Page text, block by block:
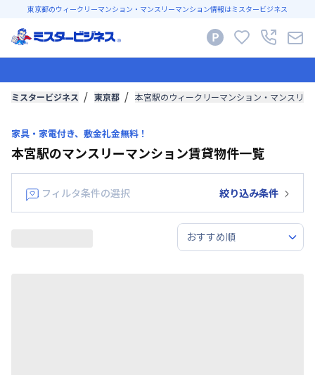
東京都のウィークリーマンション・マンスリーマンション情報はミスタービジネス
ミスタービジネス 東京都 本宮駅のウィークリーマンション・マンスリ
家具・家電付き、敷金礼金無料！
本宮駅のマンスリーマンション賃貸物件一覧
フィルタ条件の選択 絞り込み条件